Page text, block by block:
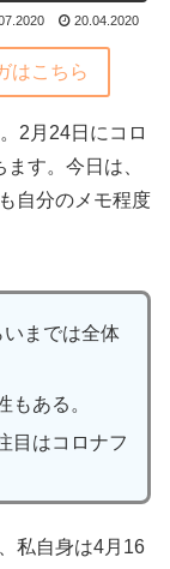
20.04.2020
はこちら
2月24日にコロ
す。今日は、
自分のメモ程度
いまでは全体
もある。
目はコロナフ
私自身は4月16